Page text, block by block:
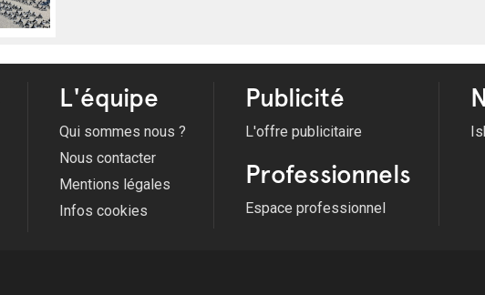
L'équipe
Qui sommes nous ?
Nous contacter
Mentions légales
Infos cookies
Publicité
L'offre publicitaire
Professionnels
Espace professionnel